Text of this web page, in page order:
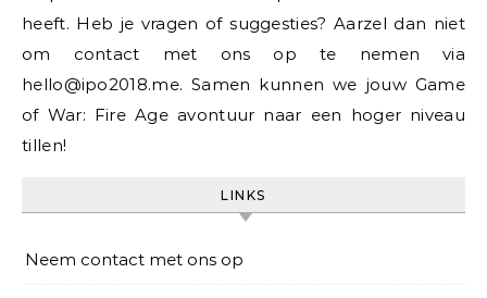
heeft. Heb je vragen of suggesties? Aarzel dan niet
om contact met ons op te nemen via
hello@ipo2018.me. Samen kunnen we jouw Game
of War: Fire Age avontuur naar een hoger niveau
tillen!
LINKS
Neem contact met ons op